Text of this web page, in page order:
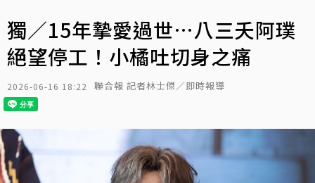
獨／15年摯愛過世…八三夭阿璞
絕望停工！小橘吐切身之痛
2026-06-16 18:22 聯合報 記者林士傑／即時報導